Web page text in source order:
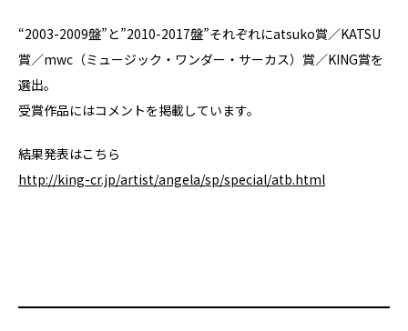
“2003-2009盤”と”2010-2017盤”それぞれにatsuko賞／KATSU
賞／mwc（ミュージック・ワンダー・サーカス）賞／KING賞を
選出。
受賞作品にはコメントを掲載しています。
結果発表はこちら
http://king-cr.jp/artist/angela/sp/special/atb.html